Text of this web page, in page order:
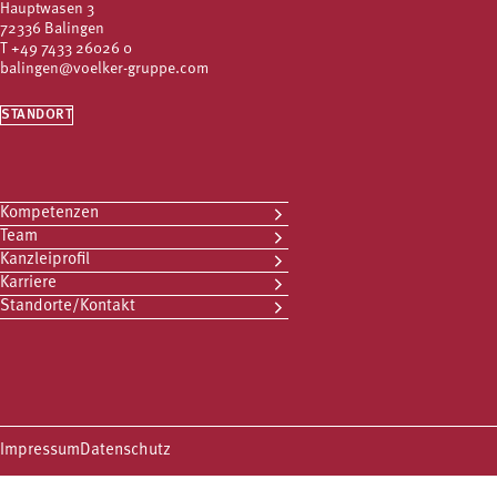
Hauptwasen 3
72336 Balingen
T +49 7433 26026 0
balingen@voelker-gruppe.com
STANDORT
Kompetenzen
Team
Kanzleiprofil
Karriere
Standorte/Kontakt
ImpressumDatenschutz